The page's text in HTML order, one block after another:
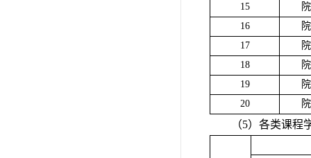
15
16
17
18
19
20
（5）各类课程